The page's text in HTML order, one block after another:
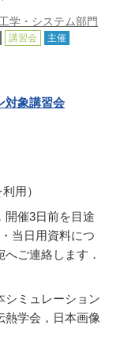
学・システム部門
講習会 主催
対象講習会
用）
催3日前を目途
当日用資料につ
ご連絡します．
シミュレーション
熱学会，日本画像